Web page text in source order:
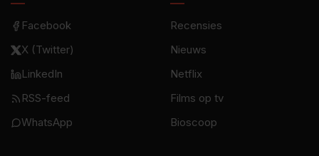
Facebook
X (Twitter)
LinkedIn
RSS-feed
WhatsApp
Recensies
Nieuws
Netflix
Films op tv
Bioscoop